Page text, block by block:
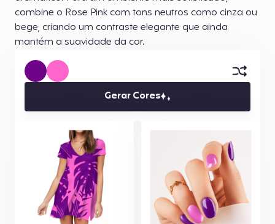
combine o Rose Pink com tons neutros como cinza ou
bege, criando um contraste elegante que ainda
mantém a suavidade da cor.
Gerar Cores